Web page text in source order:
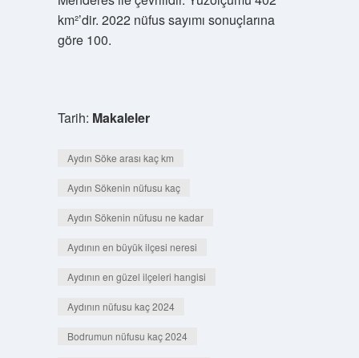
km²’dir. 2022 nüfus sayımı sonuçlarına
göre 100.
Tarih: Makaleler
Aydın Söke arası kaç km
Aydın Sökenin nüfusu kaç
Aydın Sökenin nüfusu ne kadar
Aydının en büyük ilçesi neresi
Aydının en güzel ilçeleri hangisi
Aydının nüfusu kaç 2024
Bodrumun nüfusu kaç 2024